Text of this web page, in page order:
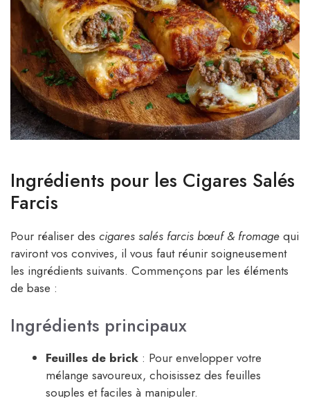
Ingrédients pour les Cigares Salés
Farcis
Pour réaliser des cigares salés farcis bœuf & fromage qui
raviront vos convives, il vous faut réunir soigneusement
les ingrédients suivants. Commençons par les éléments
de base :
Ingrédients principaux
Feuilles de brick : Pour envelopper votre
mélange savoureux, choisissez des feuilles
souples et faciles à manipuler.